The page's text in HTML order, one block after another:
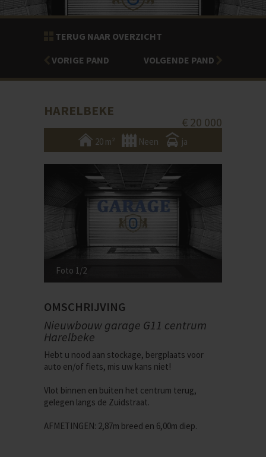
TERUG NAAR OVERZICHT
VORIGE PAND
VOLGENDE PAND
HARELBEKE
€ 20 000
20 m² Neen ja
Foto 1/2
OMSCHRIJVING
Nieuwbouw garage G11 centrum
Harelbeke
Hebt u nood aan stockage, bergplaats voor
auto en/of fiets, mis uw kans niet!
Vlot binnen en buiten het centrum terug,
gelegen langs de Zuidstraat.
AFMETINGEN: 2,87m breed en 6,00m diep.